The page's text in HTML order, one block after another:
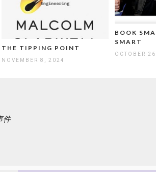
THE TIPPING POINT
NOVEMBER 8, 2024
BOOK
SMART
OCTOBER
件